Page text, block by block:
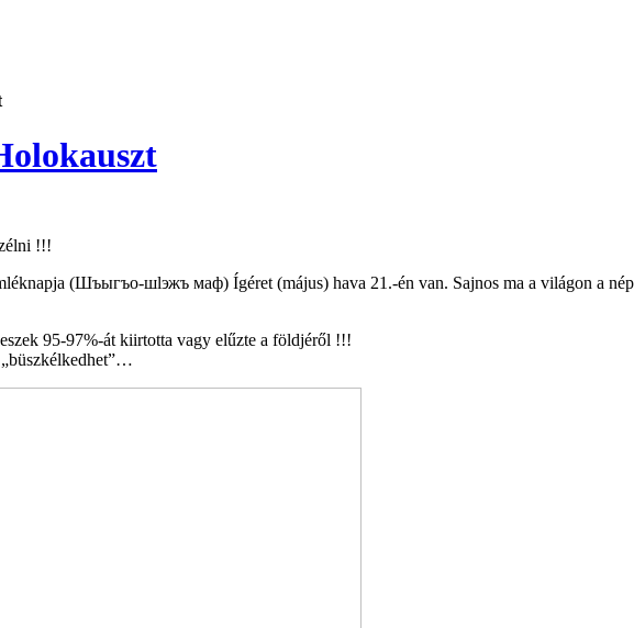
!!!
(Шъыгъо-шӏэжъ маф) Ígéret (május) hava 21.-én van. Sajnos ma a világon a
95-97%-át kiirtotta vagy elűzte a földjéről !!!